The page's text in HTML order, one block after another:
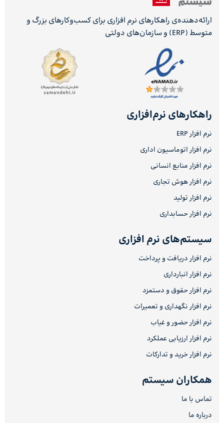
ارائه‌دهنده‌ی راهکارهای نرم افزاری برای کسب‌وکارهای بزرگ و
متوسط (ERP) و سازمان‌های دولتی
راهکارهای نرم‌افزاری
نرم افزار ERP
نرم افزار اتوماسیون اداری
نرم افزار منابع انسانی
نرم افزار هوش تجاری
نرم افزار تولید
نرم افزار حسابداری
سیستم‌های نرم افزاری
نرم افزار دریافت و پرداخت
نرم افزار انبارداری
نرم افزار حقوق و دستمزد
نرم افزار نگهداری و تعمیرات
نرم افزار حضور و غیاب
نرم افزار ارزیابی عملکرد
نرم افزار خرید و تدارکات
همکاران سیستم
تماس با ما
درباره ما